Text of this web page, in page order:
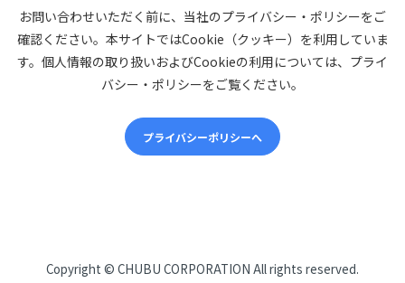
お問い合わせいただく前に、当社のプライバシー・ポリシーをご
確認ください。本サイトではCookie（クッキー）を利用していま
す。個人情報の取り扱いおよびCookieの利用については、プライ
バシー・ポリシーをご覧ください。
プライバシーポリシーへ
CHUBUについて
Copyright © CHUBU CORPORATION All rights reserved.